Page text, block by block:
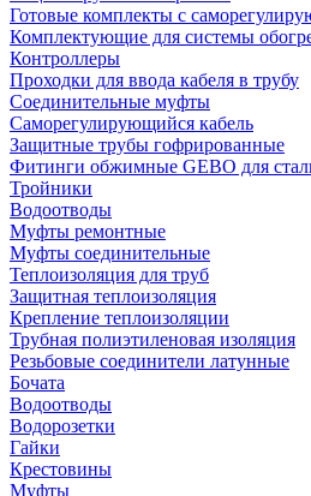
Готовые комплекты с
Комплектующие для системы
Контроллеры
Проходки для ввода кабеля в трубу
Соединительные муфты
Саморегулирующийся кабель
Защитные трубы гофрированные
Фитинги обжимные GEBO для
Тройники
Водоотводы
Муфты ремонтные
Муфты соединительные
Теплоизоляция для труб
Защитная теплоизоляция
Крепление теплоизоляции
Трубная полиэтиленовая изоляция
Резьбовые соединители латунные
Бочата
Водоотводы
Водорозетки
Гайки
Крестовины
Муфты